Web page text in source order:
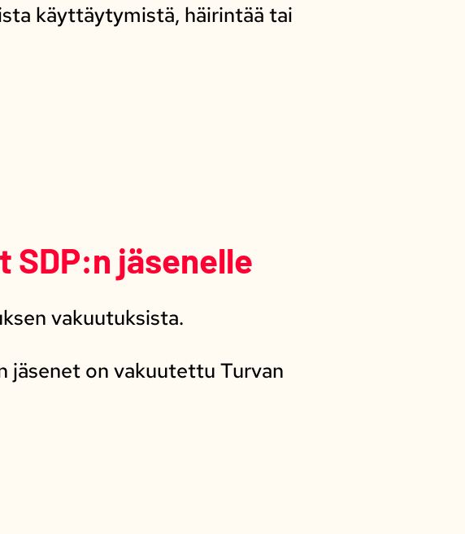
käyttäytymistä, häirintää tai
SDP:n jäsenelle
vakuutuksista.
jäsenet on vakuutettu Turvan